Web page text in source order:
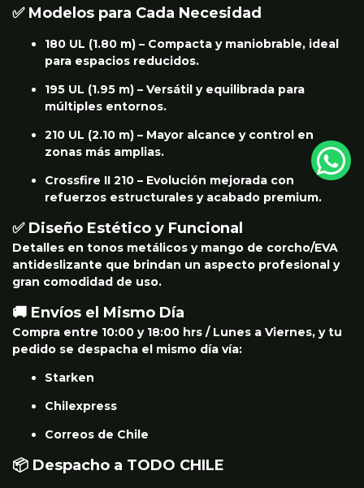
✅ Modelos para Cada Necesidad
180 UL (1.80 m) – Compacta y maniobrable, ideal
para espacios reducidos.
195 UL (1.95 m) – Versátil y equilibrada para
múltiples entornos.
210 UL (2.10 m) – Mayor alcance y control en
zonas más amplias.
Crossfire II 210 – Evolución mejorada con
refuerzos estructurales y acabado premium.
✅ Diseño Estético y Funcional
Detalles en tonos metálicos y mango de corcho/EVA
antideslizante que brindan un aspecto profesional y
gran comodidad de uso.
🚚 Envíos el Mismo Día
Compra entre 10:00 y 18:00 hrs / Lunes a Viernes, y tu
pedido se despacha el mismo día vía:
Starken
Chilexpress
Correos de Chile
📦 Despacho a TODO CHILE